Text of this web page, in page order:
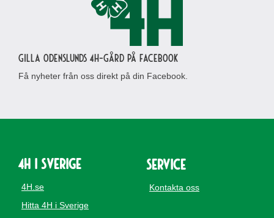
Gilla Odenslunds 4H-gård på Facebook
Få nyheter från oss direkt på din Facebook.
4H i Sverige
4H.se
Hitta 4H i Sverige
Service
Kontakta oss